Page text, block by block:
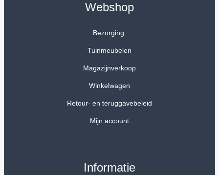
Webshop
Bezorging
Tuinmeubelen
Magazijnverkoop
Winkelwagen
Retour- en teruggavebeleid
Mijn account
Informatie